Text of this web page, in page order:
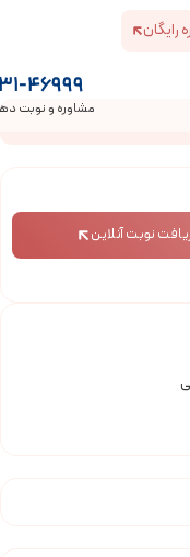
رایگان
46999
مشاوره و نوبت
نوبت آنلاین